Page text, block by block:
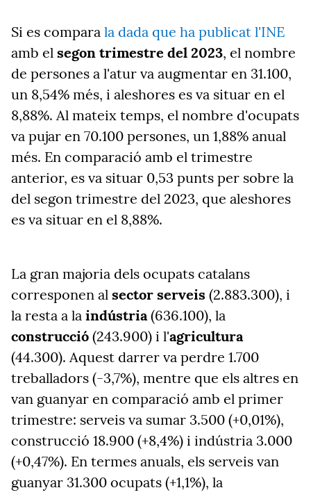
Si es compara la dada que ha publicat l'INE
amb el segon trimestre del 2023, el nombre
de persones a l'atur va augmentar en 31.100,
un 8,54% més, i aleshores es va situar en el
8,88%. Al mateix temps, el nombre d'ocupats
va pujar en 70.100 persones, un 1,88% anual
més. En comparació amb el trimestre
anterior, es va situar 0,53 punts per sobre la
del segon trimestre del 2023, que aleshores
es va situar en el 8,88%.
La gran majoria dels ocupats catalans
corresponen al sector serveis (2.883.300), i
la resta a la indústria(636.100), la
construcció (243.900) i l'agricultura
(44.300). Aquest darrer va perdre 1.700
treballadors (-3,7%), mentre que els altres en
van guanyar en comparació amb el primer
trimestre: serveis va sumar 3.500 (+0,01%),
construcció 18.900 (+8,4%) i indústria 3.000
(+0,47%). En termes anuals, els serveis van
guanyar 31.300 ocupats (+1,1%), la